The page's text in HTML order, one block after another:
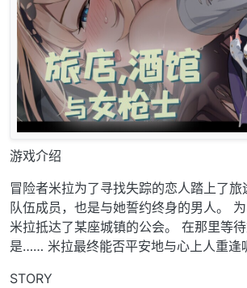
游戏介绍
冒险者米拉为了寻找失踪的恋人踏上了
队伍成员，也是与她誓约终身的男人。 为
米拉抵达了某座城镇的公会。 在那里等
是…… 米拉最终能否平安地与心上人重逢
STORY